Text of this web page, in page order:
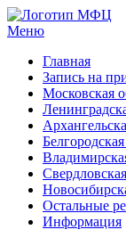
Меню
Главная
Запись на
Московская
Остальные
Информация